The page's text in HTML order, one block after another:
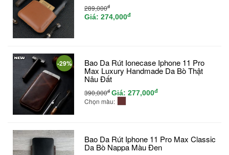
289,000đ
Giá: 274,000đ
-29% Bao Da Rút Ionecase Iphone 11 Pro
Max Luxury Handmade Da Bò Thật
Nâu Đất
390,000đ Giá: 277,000đ
Chọn màu:
Bao Da Rút Iphone 11 Pro Max Classic
Da Bò Nappa Màu Đen